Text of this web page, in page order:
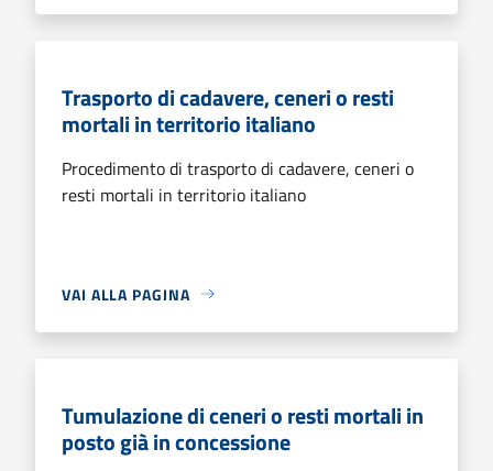
Trasporto di cadavere, ceneri o resti
mortali in territorio italiano
Procedimento di trasporto di cadavere, ceneri o
resti mortali in territorio italiano
VAI ALLA PAGINA
Tumulazione di ceneri o resti mortali in
posto già in concessione